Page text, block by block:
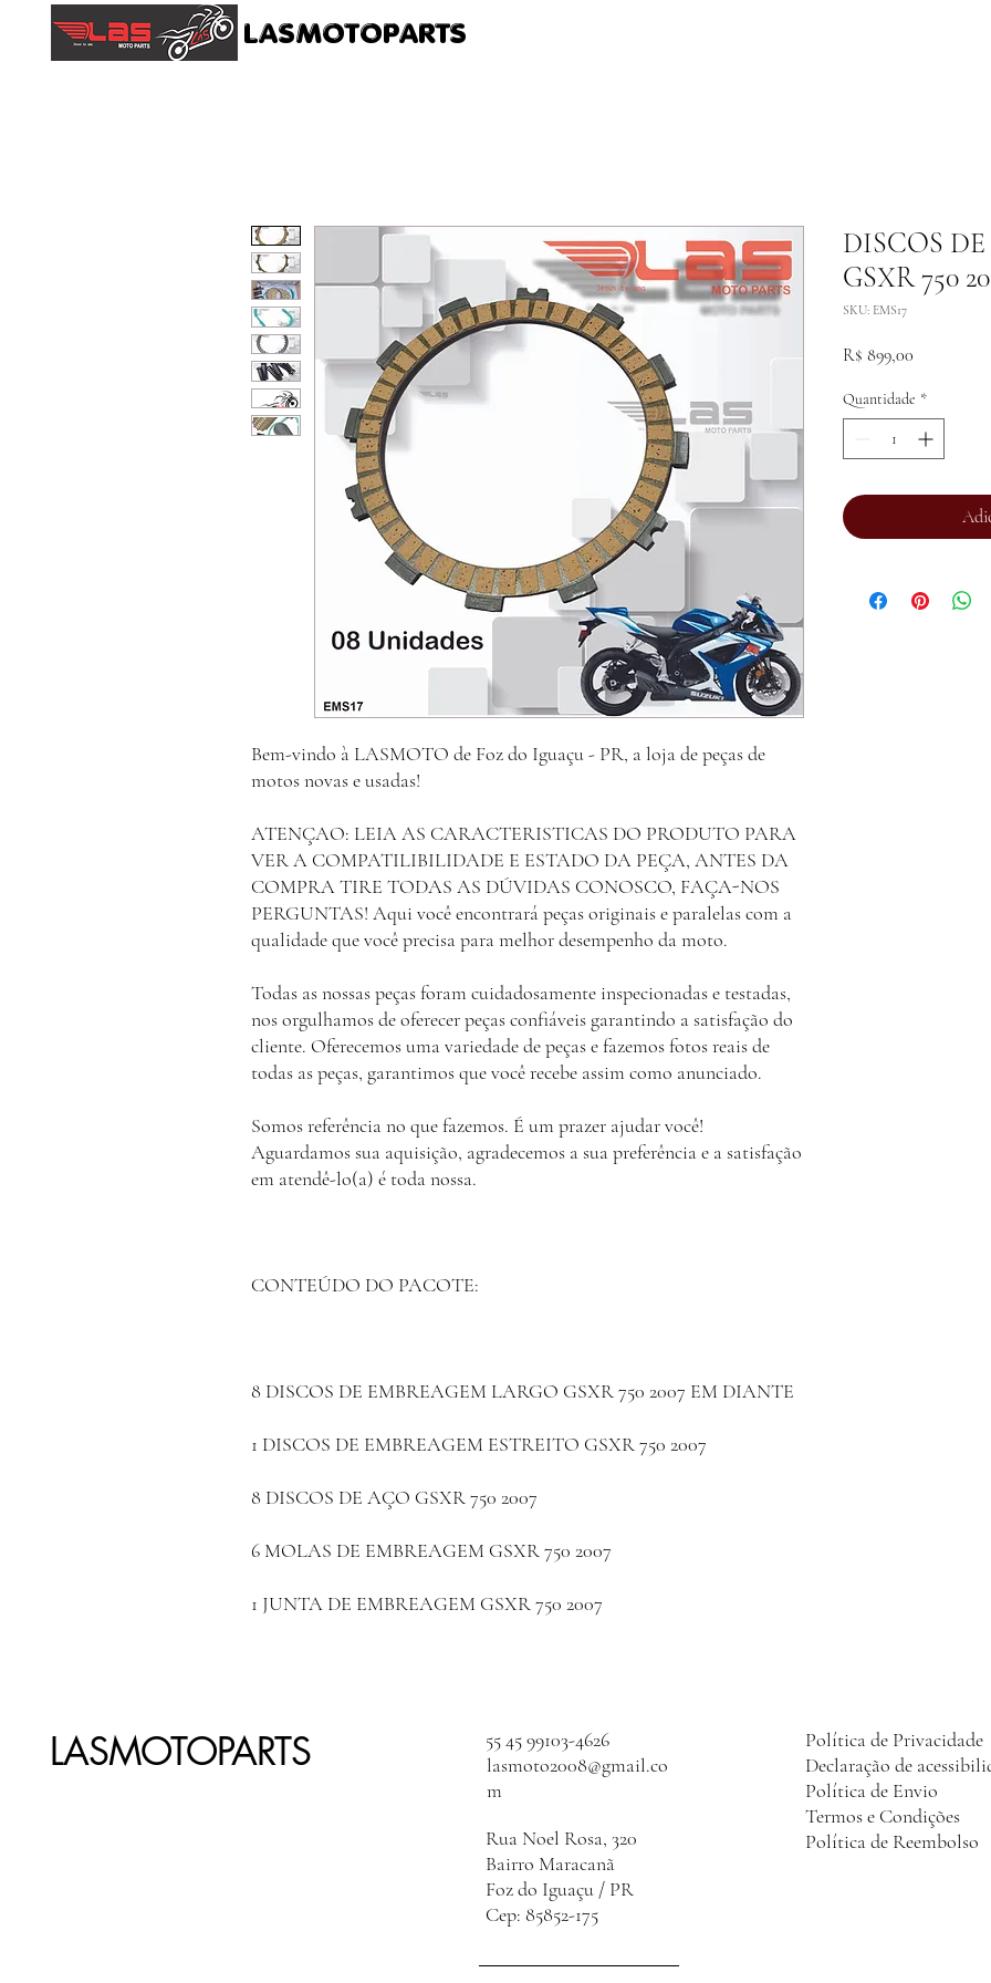
LASMOTOPARTS
Bem-vindo à LASMOTO de Foz do Iguaçu - PR, a loja de peças de
motos novas e usadas!
ATENÇAO: LEIA AS CARACTERISTICAS DO PRODUTO PARA
VER A COMPATILIBILIDADE E ESTADO DA PEÇA, ANTES DA
COMPRA TIRE TODAS AS DÚVIDAS CONOSCO, FAÇA-NOS
PERGUNTAS! Aqui você encontrará peças originais e paralelas com a
qualidade que você precisa para melhor desempenho da moto.
Todas as nossas peças foram cuidadosamente inspecionadas e testadas,
nos orgulhamos de oferecer peças confiáveis garantindo a satisfação do
cliente. Oferecemos uma variedade de peças e fazemos fotos reais de
todas as peças, garantimos que você recebe assim como anunciado.
Somos referência no que fazemos. É um prazer ajudar você!
Aguardamos sua aquisição, agradecemos a sua preferência e a satisfação
em atendê-lo(a) é toda nossa.
CONTEÚDO DO PACOTE:
8 DISCOS DE EMBREAGEM LARGO GSXR 750 2007 EM DIANTE
1 DISCOS DE EMBREAGEM ESTREITO GSXR 750 2007
8 DISCOS DE AÇO GSXR 750 2007
6 MOLAS DE EMBREAGEM GSXR 750 2007
1 JUNTA DE EMBREAGEM GSXR 750 2007
DISCOS
GSXR 750
SKU: EMS17
R$ 899,00
Quantidade *
LASMOTOPARTS
55 45 99103-4626
lasmoto2008@gmail.co
m
Rua Noel Rosa, 320
Bairro Maracanã
Foz do Iguaçu / PR
Cep: 85852-175
Política de Privacidade
Declaração de
Política de Envio
Termos e Condições
Política de Reembolso